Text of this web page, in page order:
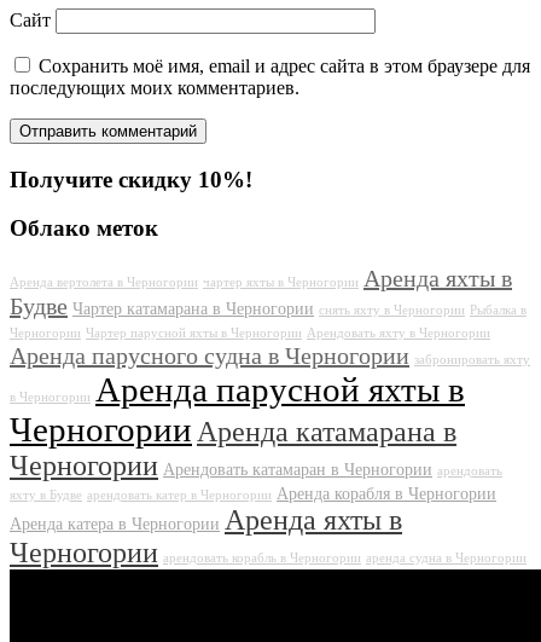
Сайт
Сохранить моё имя, email и адрес сайта в этом браузере для
последующих моих комментариев.
Получите скидку 10%!
Облако меток
Аренда вертолета в Черногории чартер яхты в Черногории
Аренда яхты в
Будве Чартер катамарана в Черногории снять яхту в Черногории
Рыбалка в
Черногории Чартер парусной яхты в Черногории Арендовать яхту в Черногории
Аренда парусного судна в Черногории забронировать яхту
в Черногории
Аренда парусной яхты в
Черногории Аренда катамарана в
Черногории Арендовать катамаран в Черногории арендовать
яхту в Будве арендовать катер в Черногории Аренда корабля в Черногории
Аренда катера в Черногории Аренда яхты в
Черногории арендовать корабль в Черногории аренда судна в Черногории